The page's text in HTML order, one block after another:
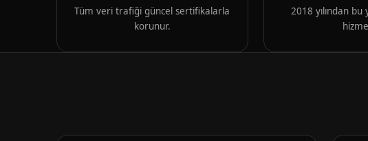
Tüm veri trafiği güncel sertifikalarla
korunur.
2018 yılından bu